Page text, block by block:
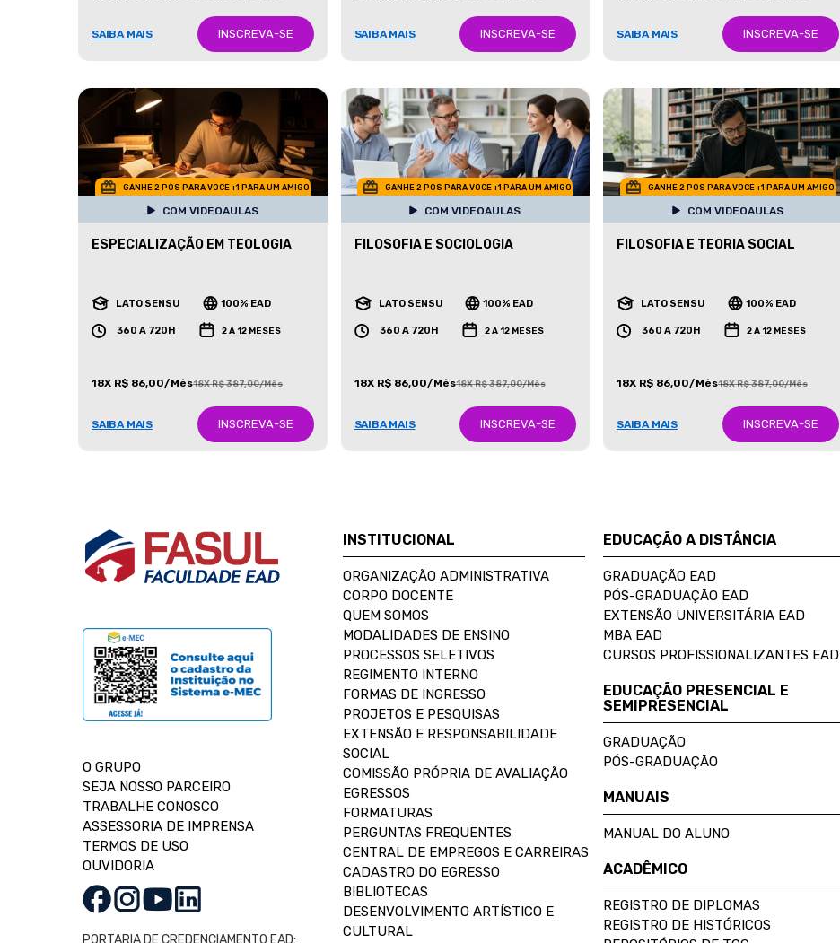
SAIBA MAIS INSCREVA-SE SAIBA MAIS INSCREVA-SE SAIBA MAIS INSCREVA-SE
GANHE 2 POS PARA VOCE +1 PARA UM AMIGO
COM VIDEOAULAS
ESPECIALIZAÇÃO EM TEOLOGIA
LATO SENSU 100% EAD
360 A 720H 2 A 12 MESES
18X R$ 86,00/Mês18X R$ 387,00/Mês
SAIBA MAIS INSCREVA-SE
GANHE 2 POS PARA VOCE +1 PARA UM AMIGO
COM VIDEOAULAS
FILOSOFIA E SOCIOLOGIA
LATO SENSU 100% EAD
360 A 720H 2 A 12 MESES
18X R$ 86,00/Mês18X R$ 387,00/Mês
SAIBA MAIS INSCREVA-SE
GANHE 2 POS PARA VOCE +1 PARA UM AMIGO
COM VIDEOAULAS
FILOSOFIA E TEORIA SOCIAL
LATO SENSU 100% EAD
360 A 720H 2 A 12 MESES
18X R$ 86,00/Mês18X R$ 387,00/Mês
SAIBA MAIS INSCREVA-SE
O GRUPO
SEJA NOSSO PARCEIRO
TRABALHE CONOSCO
ASSESSORIA DE IMPRENSA
TERMOS DE USO
OUVIDORIA
PORTARIA DE CREDENCIAMENTO EAD:
INSTITUCIONAL
ORGANIZAÇÃO ADMINISTRATIVA
CORPO DOCENTE
QUEM SOMOS
MODALIDADES DE ENSINO
PROCESSOS SELETIVOS
REGIMENTO INTERNO
FORMAS DE INGRESSO
PROJETOS E PESQUISAS
EXTENSÃO E RESPONSABILIDADE
SOCIAL
COMISSÃO PRÓPRIA DE AVALIAÇÃO
EGRESSOS
FORMATURAS
PERGUNTAS FREQUENTES
CENTRAL DE EMPREGOS E CARREIRAS
CADASTRO DO EGRESSO
BIBLIOTECAS
DESENVOLVIMENTO ARTÍSTICO E
CULTURAL
EDUCAÇÃO A DISTÂNCIA
GRADUAÇÃO EAD
PÓS-GRADUAÇÃO EAD
EXTENSÃO UNIVERSITÁRIA EAD
MBA EAD
CURSOS PROFISSIONALIZANTES EAD
EDUCAÇÃO PRESENCIAL E
SEMIPRESENCIAL
GRADUAÇÃO
PÓS-GRADUAÇÃO
MANUAIS
MANUAL DO ALUNO
ACADÊMICO
REGISTRO DE DIPLOMAS
REGISTRO DE HISTÓRICOS